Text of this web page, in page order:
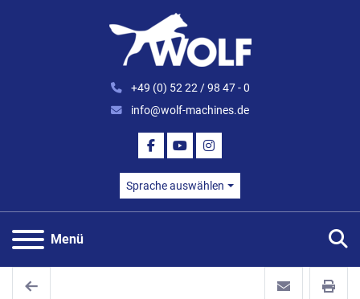
+49 (0) 52 22 / 98 47 - 0
info@wolf-machines.de
FACEBOOK
YOUTUBEINSTAGRAM
Sprache auswählen
Menü